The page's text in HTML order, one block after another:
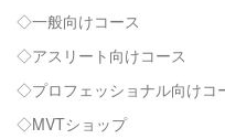
◇一般向けコース
◇アスリート向けコース
◇プロフェッショナル向けコ
◇MVTショップ